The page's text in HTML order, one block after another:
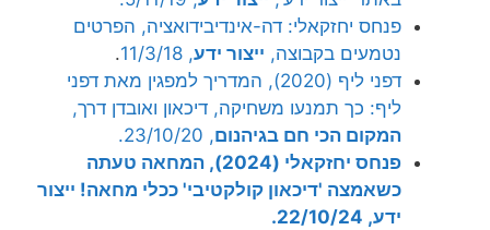
פנחס יחזקאלי: דה-אינדיבידואציה, הפרטים
נטמעים בקבוצה, ייצור ידע, 11/3/18
.
דפני ליף (2020), המדריך למפגין מאת דפני
ליף: כך תמנעו משחיקה, דיכאון ואובדן דרך,
המקום הכי חם בגיהנום, 23/10/20.
פנחס יחזקאלי (2024), המחאה טעתה
כשאמצה 'דיכאון קולקטיבי' ככלי מחאה! ייצור
ידע, 22/10/24.